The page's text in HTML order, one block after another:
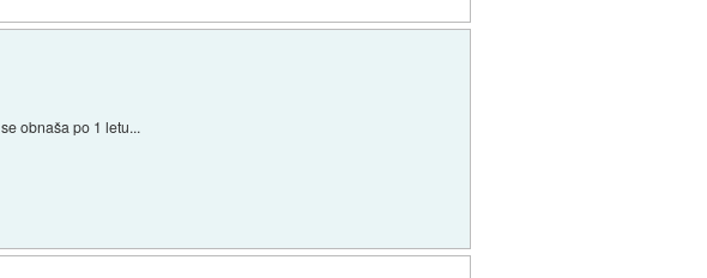
obnaša po 1 letu...